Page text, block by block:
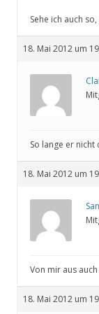
Sehe ich auch
18. Mai 2012 um
So lange er nicht
18. Mai 2012 um
Von mir aus
18. Mai 2012 um